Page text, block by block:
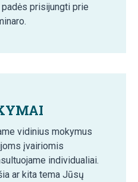
prisijungti prie
vidinius mokymus
įvairiomis
individualiai.
ar kita tema Jūsų